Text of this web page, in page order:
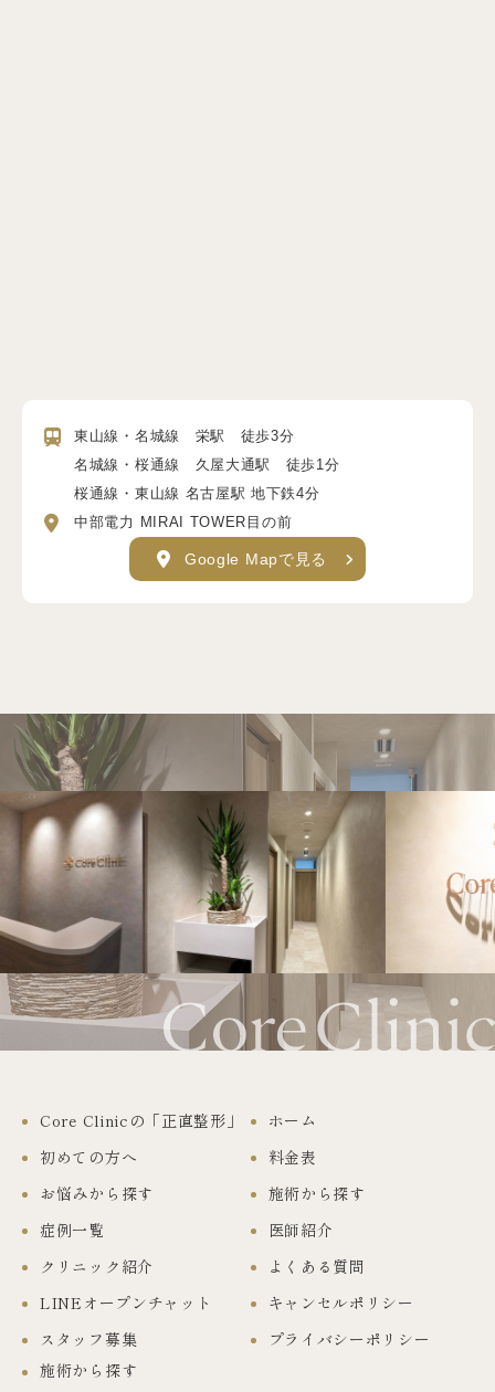
東山線・名城線 栄駅 徒歩3分
名城線・桜通線 久屋大通駅 徒歩1分
桜通線・東山線 名古屋駅 地下鉄4分
中部電力 MIRAI TOWER目の前
Google Mapで見る
Core Clinicの「正直整形」 ホーム
初めての方へ 料金表
お悩みから探す 施術から探す
症例一覧 医師紹介
クリニック紹介 よくある質問
LINEオープンチャット キャンセルポリシー
スタッフ募集
プライバシーポリシー
施術から探す